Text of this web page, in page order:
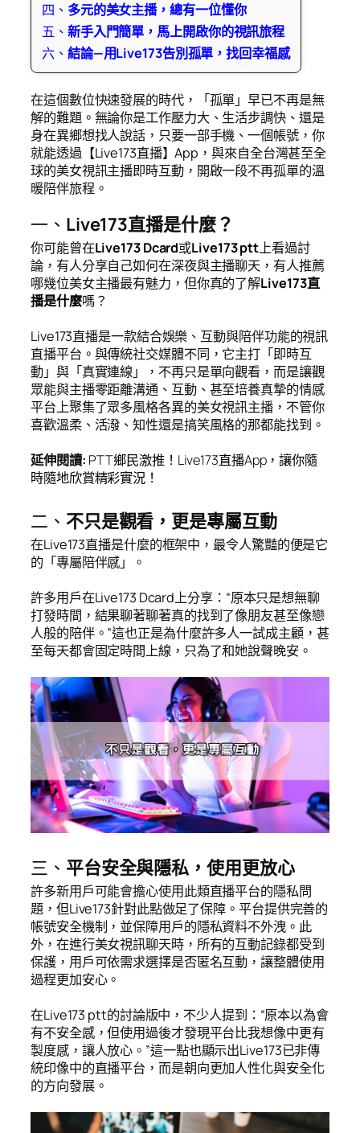
四、 多元的美女主播，總有一位懂你
五、 新手入門簡單，馬上開啟你的視訊旅程
六、 結論—用Live173告別孤單，找回幸福感
在這個數位快速發展的時代，「孤單」早已不再是無
解的難題。無論你是工作壓力大、生活步調快、還是
身在異鄉想找人說話，只要一部手機、一個帳號，你
就能透過【Live173直播】App，與來自全台灣甚至全
球的美女視訊主播即時互動，開啟一段不再孤單的溫
暖陪伴旅程。
一、 Live173直播是什麼？
你可能曾在Live173 Dcard或Live173 ptt上看過討
論，有人分享自己如何在深夜與主播聊天，有人推薦
哪幾位美女主播最有魅力，但你真的了解Live173直
播是什麼嗎？
Live173直播是一款結合娛樂、互動與陪伴功能的視訊
直播平台。與傳統社交媒體不同，它主打「即時互
動」與「真實連線」，不再只是單向觀看，而是讓觀
眾能與主播零距離溝通、互動、甚至培養真摯的情感
平台上聚集了眾多風格各異的美女視訊主播，不管你
喜歡溫柔、活潑、知性還是搞笑風格的那都能找到。
延伸閱讀: PTT鄉民激推！ Live173直播App，讓你隨
時隨地欣賞精彩實況！
二、 不只是觀看，更是專屬互動
在Live173直播是什麼的框架中，最令人驚豔的便是它
的「專屬陪伴感」。
許多用戶在Live173 Dcard上分享：“原本只是想無聊
打發時間，結果聊著聊著真的找到了像朋友甚至像戀
人般的陪伴。”這也正是為什麼許多人一試成主顧，甚
至每天都會固定時間上線，只為了和她說聲晚安。
三、 平台安全與隱私，使用更放心
許多新用戶可能會擔心使用此類直播平台的隱私問
題，但Live173針對此點做足了保障。平台提供完善的
帳號安全機制，並保障用戶的隱私資料不外洩。此
外，在進行美女視訊聊天時，所有的互動記錄都受到
保護，用戶可依需求選擇是否匿名互動，讓整體使用
過程更加安心。
在Live173 ptt的討論版中，不少人提到：“原本以為會
有不安全感，但使用過後才發現平台比我想像中更有
製度感，讓人放心。”這一點也顯示出Live173已非傳
統印像中的直播平台，而是朝向更加人性化與安全化
的方向發展。